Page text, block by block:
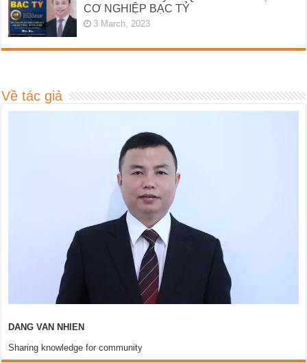
CƠ NGHIỆP BẠC TỶ
3 March, 2023
Về tác giả
DANG VAN NHIEN
Sharing knowledge for community